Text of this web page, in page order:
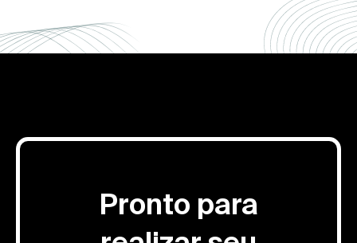
Pronto para